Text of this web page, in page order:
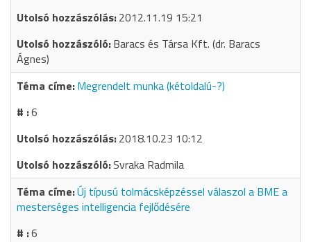
2012.11.19 15:21
Baracs és Társa Kft. (dr. Baracs
Ágnes)
Megrendelt munka (kétoldalú-?)
6
2018.10.23 10:12
Svraka Radmila
Új típusú tolmácsképzéssel válaszol a BME a
mesterséges intelligencia fejlődésére
6